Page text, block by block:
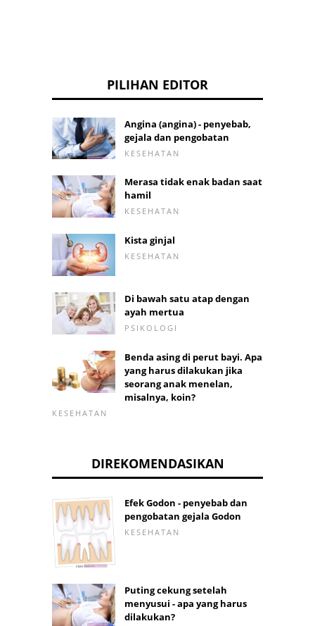
PILIHAN EDITOR
Angina (angina) - penyebab,
gejala dan pengobatan
KESEHATAN
Merasa tidak enak badan saat
hamil
KESEHATAN
Kista ginjal
KESEHATAN
Di bawah satu atap dengan
ayah mertua
PSIKOLOGI
Benda asing di perut bayi. Apa
yang harus dilakukan jika
seorang anak menelan,
misalnya, koin?
KESEHATAN
DIREKOMENDASIKAN
Efek Godon - penyebab dan
pengobatan gejala Godon
KESEHATAN
Puting cekung setelah
menyusui - apa yang harus
dilakukan?